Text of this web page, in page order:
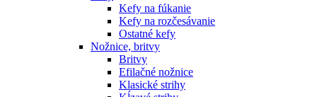
Kefy na fúkanie
Kefy na rozčesávanie
Ostatné kefy
Nožnice, britvy
Britvy
Efilačné nožnice
Klasické strihy